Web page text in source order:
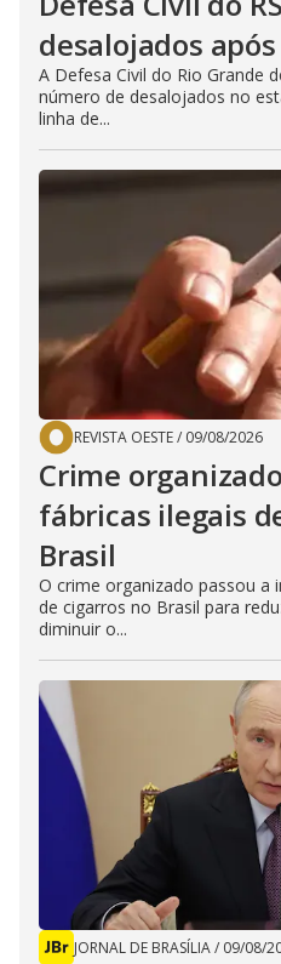
desalojados
A Defesa Civil do Rio Grande
número de desalojados no
linha de...
REVISTA OESTE/ 09/08/2026
Crime
fábricas ilegais
Brasil
O crime organizado passou a
de cigarros no Brasil para
diminuir o...
JORNAL DE BRASÍLIA/ 09/08/